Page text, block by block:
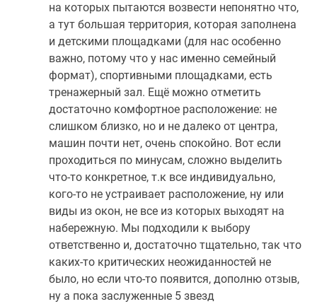
на которых пытаются возвести непонятно что,
а тут большая территория, которая заполнена
и детскими площадками (для нас особенно
важно, потому что у нас именно семейный
формат), спортивными площадками, есть
тренажерный зал. Ещё можно отметить
достаточно комфортное расположение: не
слишком близко, но и не далеко от центра,
машин почти нет, очень спокойно. Вот если
проходиться по минусам, сложно выделить
что-то конкретное, т.к все индивидуально,
кого-то не устраивает расположение, ну или
виды из окон, не все из которых выходят на
набережную. Мы подходили к выбору
ответственно и, достаточно тщательно, так что
каких-то критических неожиданностей не
было, но если что-то появится, дополню отзыв,
ну а пока заслуженные 5 звезд